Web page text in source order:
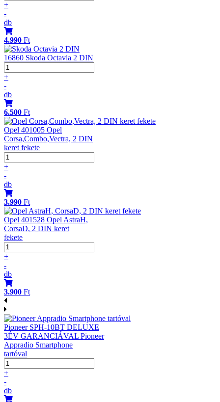
+
-
db
4.990 Ft
16860 Skoda Octavia 2 DIN
+
-
db
6.500 Ft
Opel 401005 Opel
Corsa,Combo,Vectra, 2 DIN
keret fekete
+
-
db
3.990 Ft
Opel 401528 Opel AstraH,
CorsaD, 2 DIN keret
fekete
+
-
db
3.900 Ft
Pioneer SPH-10BT DELUXE
3ÉV GARANCIÁVAL Pioneer
Appradio Smartphone
tartóval
+
-
db